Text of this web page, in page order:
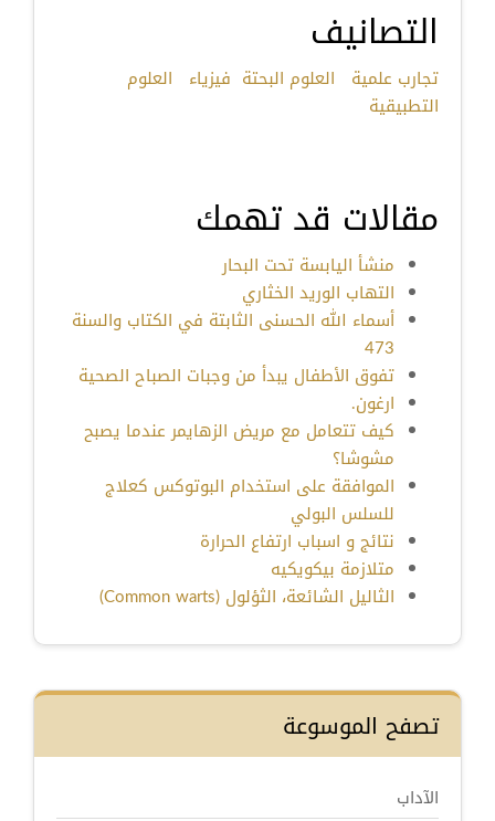
التصانيف
تجارب علمية العلوم البحتة فيزياء
العلوم
التطبيقية
مقالات قد تهمك
منشأ اليابسة تحت البحار
التهاب الوريد الخثاري
أسماء الله الحسنى الثابتة في الكتاب والسنة
473
تفوق الأطفال يبدأ من وجبات الصباح الصحية
ارغون.
كيف تتعامل مع مريض الزهايمر عندما يصبح
مشوشا؟
الموافقة على استخدام البوتوكس كعلاج
للسلس البولي
نتائج و اسباب ارتفاع الحرارة
متلازمة بيكويكيه
‏الثاليل الشائعة، الثؤلول (Common warts)
تصفح الموسوعة
الآداب